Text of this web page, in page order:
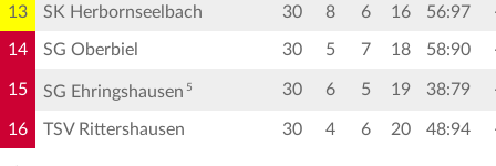
13 SK Herbornseelbach 30 8 6 16 56:97
14 SG Oberbiel 30 5 7 18 58:90
15 SG Ehringshausen 5 30 6 5 19 38:79
16 TSV Rittershausen 30 4 6 20 48:94